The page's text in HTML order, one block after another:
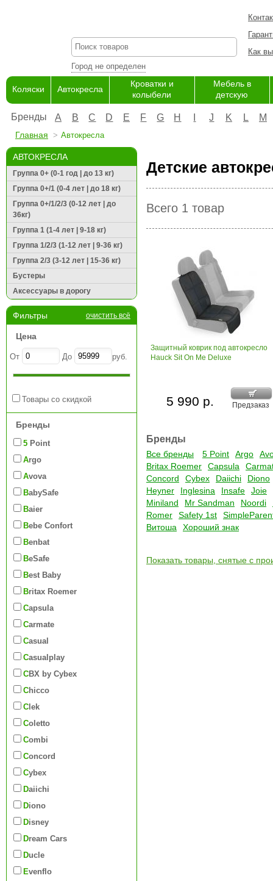
Город не определен
Как
Коляски Автокресла
Кроватки и
колыбели
Мебель в
детскую
Бренды A B C D E F G H J K L M
Главная Автокресла
АВТОКРЕСЛА
Группа 0+ (0-1 год | до 13 кг)
Группа 0+/1 (0-4 лет | до 18 кг)
Группа 0+/1/2/3 (0-12 лет | до
36кг)
Группа 1 (1-4 лет | 9-18 кг)
Группа 1/2/3 (1-12 лет | 9-36 кг)
Группа 2/3 (3-12 лет | 15-36 кг)
Бустеры
Аксессуары в дорогу
Фильтры очистить всё
Цена
От До руб.
Товары со скидкой
Бренды
5 Point
Argo
Avova
BabySafe
Baier
Bebe Confort
Benbat
BeSafe
Best Baby
Britax Roemer
Capsula
Carmate
Casual
Casualplay
CBX by Cybex
Chicco
Clek
Coletto
Combi
Concord
Cybex
Daiichi
Diono
Disney
Dream Cars
Ducle
Evenflo
Детские
Всего 1 товар
Защитный коврик под автокресло
Hauck Sit On Me Deluxe
Предзаказ
5 990 р.
Бренды
Все бренды 5 Point Argo
Britax Roemer
Capsula
Concord
Cybex Daiichi
Diono
Heyner
Inglesina Insafe
Joie
Miniland
Mr Sandman Noordi
Romer
Safety 1st
Витоша
Хороший знак
Показать товары, снятые с